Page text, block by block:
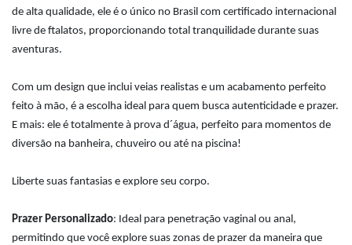
de alta qualidade, ele é o único no Brasil com certificado internacional
livre de ftalatos, proporcionando total tranquilidade durante suas
aventuras.
Com um design que inclui veias realistas e um acabamento perfeito
feito à mão, é a escolha ideal para quem busca autenticidade e prazer.
E mais: ele é totalmente à prova d´água, perfeito para momentos de
diversão na banheira, chuveiro ou até na piscina!
Liberte suas fantasias e explore seu corpo.
Prazer Personalizado: Ideal para penetração vaginal ou anal,
permitindo que você explore suas zonas de prazer da maneira que